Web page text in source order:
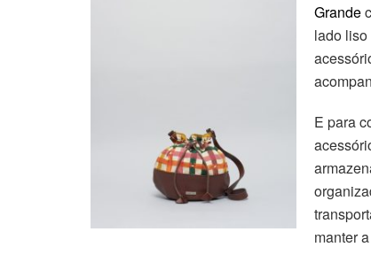
Grande
lado
E para
manter